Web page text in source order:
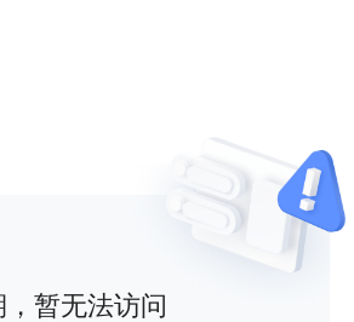
暂无法访问